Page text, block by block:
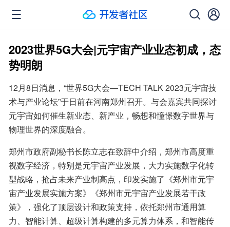
2023世界5G大会|元宇宙产业业态初成，态
势明朗
12月8日消息，“世界5G大会—TECH TALK 2023元宇宙技
术与产业论坛”于日前在河南郑州召开。与会嘉宾共同探讨
元宇宙如何催生新业态、新产业，畅想和憧憬数字世界与
物理世界的深度融合。
郑州市政府副秘书长陈立志在致辞中介绍，郑州市高度重
视数字经济，特别是元宇宙产业发展，大力实施数字化转
型战略，抢占未来产业制高点，印发实施了《郑州市元宇
宙产业发展实施方案》《郑州市元宇宙产业发展若干政
策》，强化了顶层设计和政策支持，依托郑州市通用算
力、智能计算、超级计算构建的多元算力体系，和智能传